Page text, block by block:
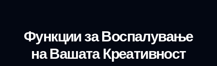
Функции за Воспалување
на Вашата Креативност